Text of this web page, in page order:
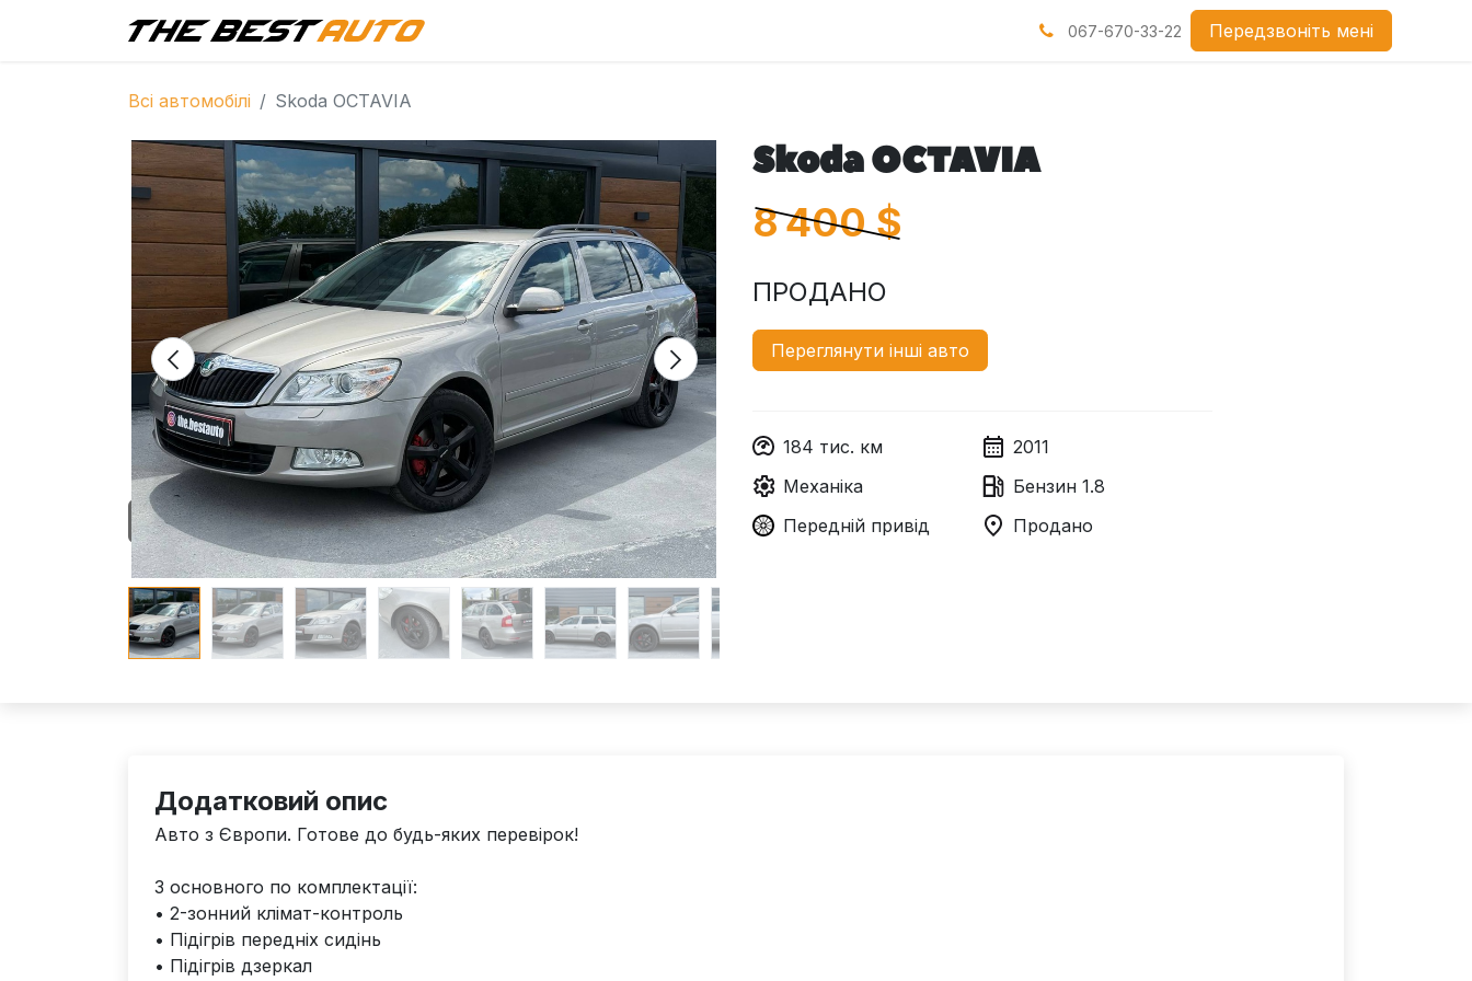
067-670-33-22 Передзвоніть мені
Всі автомобілі Skoda OCTAVIA
Skoda OCTAVIA
8 400$
ПРОДАНО
Переглянути інші авто
184 тис. км
2011
Механіка
Бензин 1.8
Передній привід Продано
Додатковий опис
Авто з Європи. Готове до будь-яких перевірок!
З основного по комплектації:
• 2-зонний клімат-контроль
• Підігрів передніх сидінь
• Підігрів дзеркал